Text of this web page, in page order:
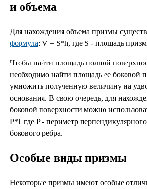
и объема
Для нахождения объема призмы
формула: V = S*h, где S - площадь
Чтобы найти площадь полной
необходимо найти площадь ее боковой
умножить полученную величину на
основания. В свою очередь, для
боковой поверхности можно
P*l, где P - периметр
бокового ребра.
Особые виды призмы
Некоторые призмы имеют особые